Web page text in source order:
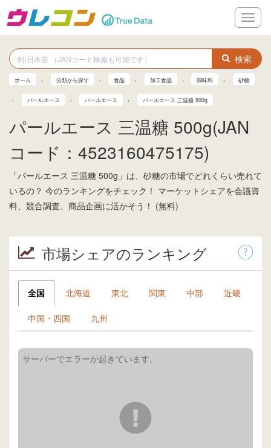
メ
ニ
ー
検索
ホーム 分類から探す 食品 加工食品 調味料 砂糖
パールエース パールエース パールエース 三温糖 500g
パールエース 三温糖 500g(JAN
コード：4523160475175)
「パールエース 三温糖 500g」は、砂糖の市場でどれくらい売れて
いるの？ 今のランキングをチェック！ マーケットシェアを会議資
料、競合調査、商品企画に活かそう！ (無料)
市場シェアのランキング
全国 北海道 東北 関東 中部 近畿
中国・四国 九州